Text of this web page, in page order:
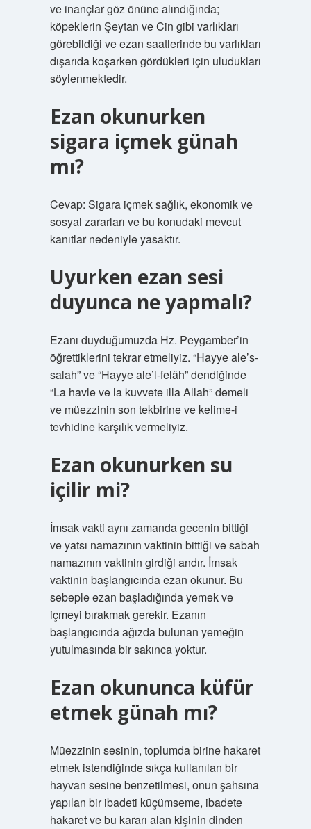
ve inançlar göz önüne alındığında;
köpeklerin Şeytan ve Cin gibi varlıkları
görebildiği ve ezan saatlerinde bu varlıkları
dışarıda koşarken gördükleri için uludukları
söylenmektedir.
Ezan okunurken
sigara içmek günah
mı?
Cevap: Sigara içmek sağlık, ekonomik ve
sosyal zararları ve bu konudaki mevcut
kanıtlar nedeniyle yasaktır.
Uyurken ezan sesi
duyunca ne yapmalı?
Ezanı duyduğumuzda Hz. Peygamber’in
öğrettiklerini tekrar etmeliyiz. “Hayye ale’s-
salah” ve “Hayye ale’l-felâh” dendiğinde
“La havle ve la kuvvete illa Allah” demeli
ve müezzinin son tekbirine ve kelime-i
tevhidine karşılık vermeliyiz.
Ezan okunurken su
içilir mi?
İmsak vakti aynı zamanda gecenin bittiği
ve yatsı namazının vaktinin bittiği ve sabah
namazının vaktinin girdiği andır. İmsak
vaktinin başlangıcında ezan okunur. Bu
sebeple ezan başladığında yemek ve
içmeyi bırakmak gerekir. Ezanın
başlangıcında ağızda bulunan yemeğin
yutulmasında bir sakınca yoktur.
Ezan okununca küfür
etmek günah mı?
Müezzinin sesinin, toplumda birine hakaret
etmek istendiğinde sıkça kullanılan bir
hayvan sesine benzetilmesi, onun şahsına
yapılan bir ibadeti küçümseme, ibadete
hakaret ve bu kararı alan kişinin dinden